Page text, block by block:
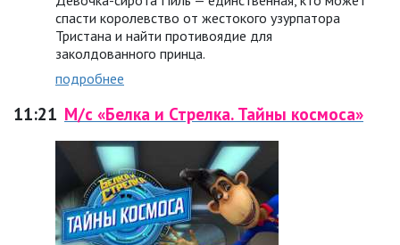
спасти королевство от жестокого узурпатора
Тристана и найти противоядие для
заколдованного принца.
подробнее
11:21 М/с «Белка и Стрелка. Тайны космоса»